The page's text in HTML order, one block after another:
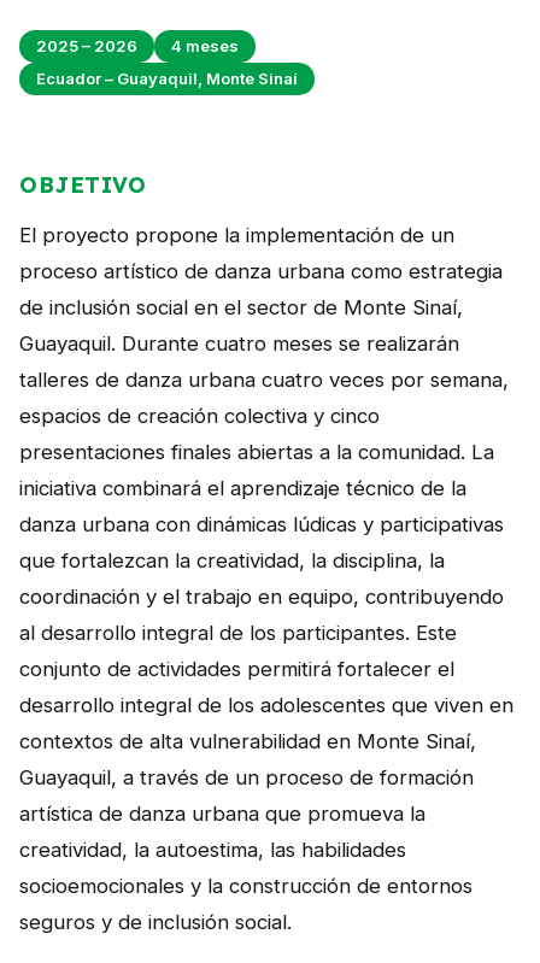
Argentina
En Argentina
RECURSOS
Caja de Herramientas
TDRs
Transparencia
NOTICIAS
CONTACTO
English
2025 – 2026
4 meses
Ecuador – Guayaquil, Monte Sinaí
OBJETIVO
El proyecto propone la implementación de un
proceso artístico de danza urbana como estrategia
de inclusión social en el sector de Monte Sinaí,
Guayaquil. Durante cuatro meses se realizarán
talleres de danza urbana cuatro veces por semana,
espacios de creación colectiva y cinco
presentaciones finales abiertas a la comunidad. La
iniciativa combinará el aprendizaje técnico de la
danza urbana con dinámicas lúdicas y participativas
que fortalezcan la creatividad, la disciplina, la
coordinación y el trabajo en equipo, contribuyendo
al desarrollo integral de los participantes. Este
conjunto de actividades permitirá fortalecer el
desarrollo integral de los adolescentes que viven en
contextos de alta vulnerabilidad en Monte Sinaí,
Guayaquil, a través de un proceso de formación
artística de danza urbana que promueva la
creatividad, la autoestima, las habilidades
socioemocionales y la construcción de entornos
seguros y de inclusión social.